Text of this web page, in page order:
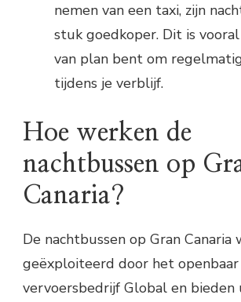
nemen van een taxi, zijn
stuk goedkoper. Dit is
van plan bent om
tijdens je verblijf.
Hoe werken de
nachtbussen op
Canaria?
De nachtbussen op Gran Canaria
geëxploiteerd door het openbaar
vervoersbedrijf Global en